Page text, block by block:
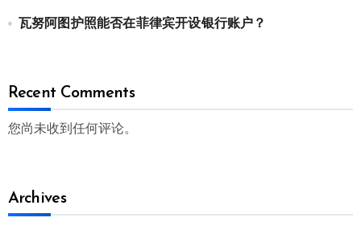
瓦努阿图护照能否在菲律宾开设银行账户？
Recent Comments
您尚未收到任何评论。
Archives